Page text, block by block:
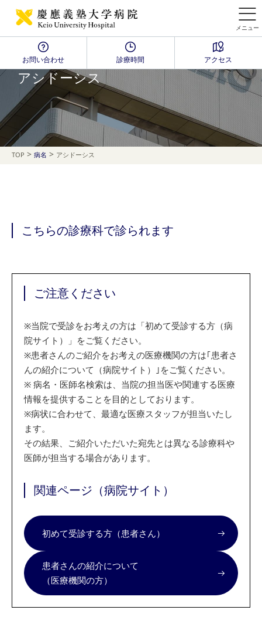
メニュー
お問い合わせ 診療時間 アクセス
Disease Name Search
アシドーシス
TOP > 病名 > アシドーシス
こちらの診療科で診られます
ご注意ください
※当院で受診をお考えの方は「初めて受診する方（病
院サイト）」をご覧ください。
※患者さんのご紹介をお考えの医療機関の方は｢患者さ
んの紹介について（病院サイト）｣をご覧ください。
※ 病名・医師名検索は、当院の担当医や関連する医療
情報を提供することを目的としております。
※病状に合わせて、最適な医療スタッフが担当いたし
ます。
その結果、ご紹介いただいた宛先とは異なる診療科や
医師が担当する場合があります。
関連ページ（病院サイト）
初めて受診する方（患者さん）
患者さんの紹介について
（医療機関の方）